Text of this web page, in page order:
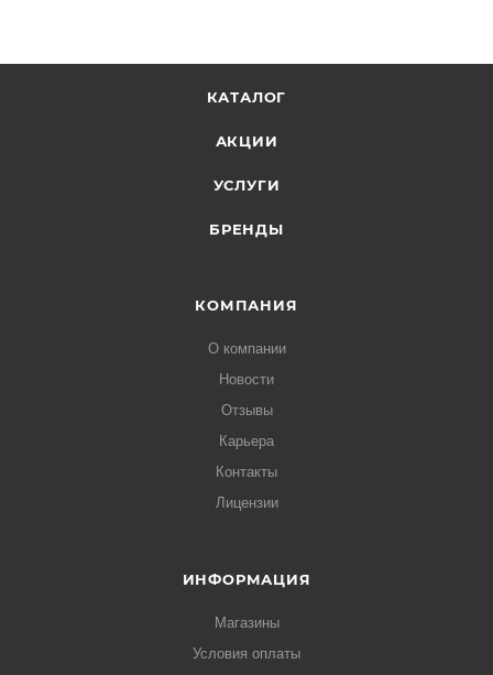
КАТАЛОГ
АКЦИИ
УСЛУГИ
БРЕНДЫ
КОМПАНИЯ
О компании
Новости
Отзывы
Карьера
Контакты
Лицензии
ИНФОРМАЦИЯ
Магазины
Условия оплаты